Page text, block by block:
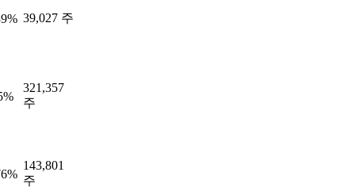
39,027 주
321,357
주
143,801
주